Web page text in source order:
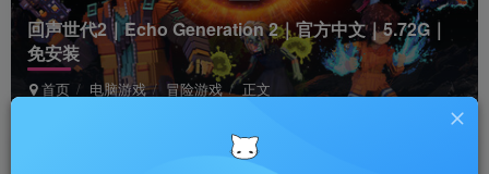
回声世代2｜Echo Generation 2｜官方中文｜5.72G｜
免安装
首页 电脑游戏 冒险游戏 正文